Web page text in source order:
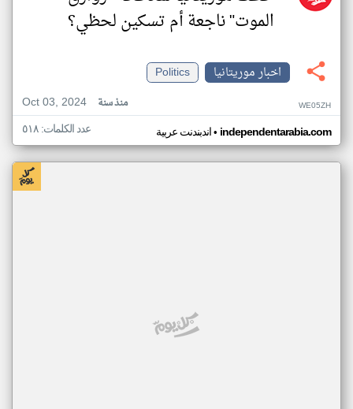
الموت" ناجعة أم تسكين لحظي؟
اخبار موريتانيا
Politics
Oct 03, 2024
منذ سنة WE05ZH
اندبندنت عربية• independentarabia.com عدد الكلمات: ٥١٨